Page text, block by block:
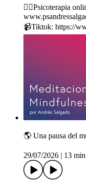
🙋‍♂️Psicoterapia
📹Tiktok: ⁠⁠⁠⁠⁠⁠⁠⁠⁠⁠⁠⁠⁠⁠⁠⁠⁠⁠⁠⁠⁠⁠⁠⁠⁠⁠⁠⁠⁠⁠⁠⁠⁠⁠⁠⁠⁠⁠⁠⁠⁠⁠⁠⁠⁠⁠⁠⁠⁠⁠⁠⁠⁠⁠⁠⁠⁠⁠⁠⁠https://
🌎 Una pausa del
29/07/2026 13 min